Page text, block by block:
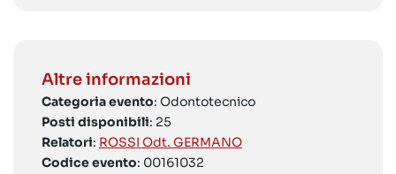
Altre informazioni
Categoria evento: Odontotecnico
Posti disponibili: 25
Relatori: ROSSI Odt. GERMANO
Codice evento: 00161032